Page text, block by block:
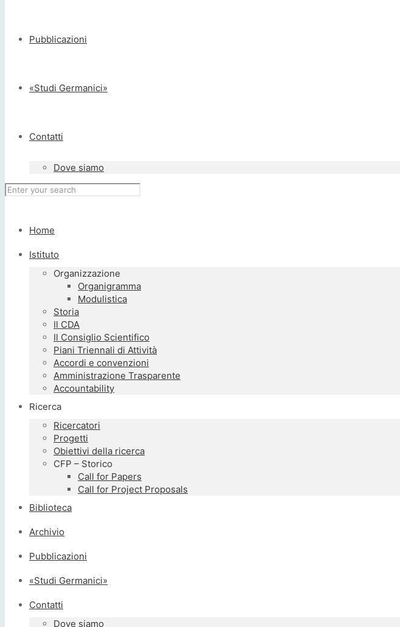
Pubblicazioni
«Studi Germanici»
Contatti
Dove siamo
Home
Istituto
Organizzazione
Organigramma
Modulistica
Storia
Il CDA
Il Consiglio Scientifico
Piani Triennali di Attività
Accordi e convenzioni
Amministrazione Trasparente
Accountability
Ricerca
Ricercatori
Progetti
Obiettivi della ricerca
CFP – Storico
Call for Papers
Call for Project Proposals
Biblioteca
Archivio
Pubblicazioni
«Studi Germanici»
Contatti
Dove siamo